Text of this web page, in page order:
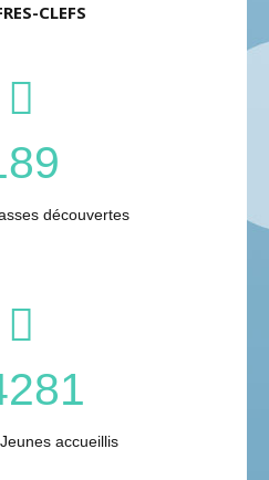
CLEFS
découvertes
accueillis